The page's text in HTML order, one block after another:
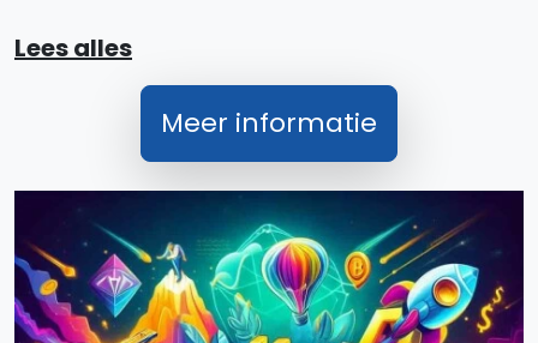
Lees alles
Meer informatie